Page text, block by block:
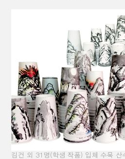
김건 외 31명(학생 작품) 입체 수묵 산